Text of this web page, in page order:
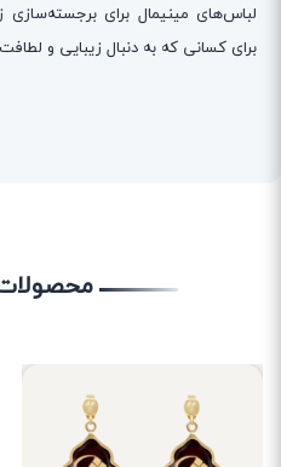
لباس‌های مینیمال برای
برای کسانی که به دنبال زیبایی و